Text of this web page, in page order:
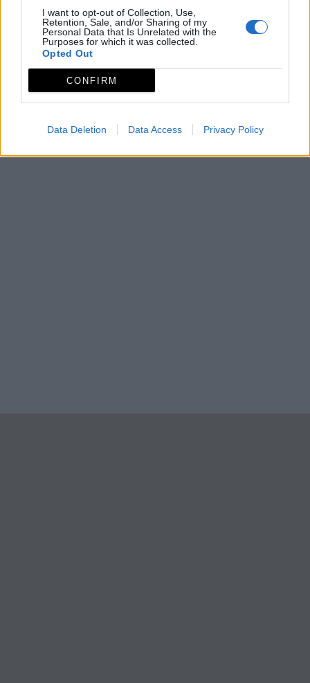
I want to opt-out of Collection, Use,
Retention, Sale, and/or Sharing of my
Personal Data that Is Unrelated with the
Purposes for which it was collected.
Opted Out
CONFIRM
Data Deletion Data Access Privacy Policy
vinculada al júbilo pascual, y respeto, un acto que
terminó institucionalizándose, siendo el elemento más
singular de la celebración.
Mapa